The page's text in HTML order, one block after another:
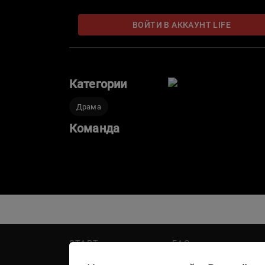
ВОЙТИ В АККАУНТ LIFE
Категории
Драма
Команда
START
FAQ